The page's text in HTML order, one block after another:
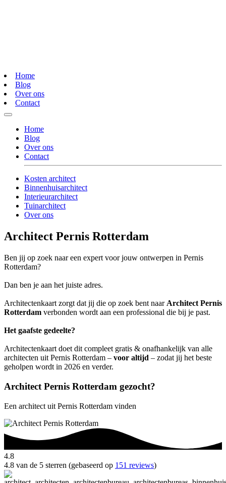
Home
Blog
Over ons
Contact
Home
Blog
Over ons
Contact
Kosten architect
Binnenhuisarchitect
Interieurarchitect
Tuinarchitect
Over ons
Architect Pernis Rotterdam
Ben jij op zoek naar een expert voor jouw ontwerpen in Pernis
Rotterdam?
Dan ben je aan het juiste adres.
Architectenkaart zorgt dat jij die op zoek bent naar Architect Pernis
Rotterdam verbonden wordt aan een professional die bij je past.
Het gaafste gedeelte?
Architectenkaart doet dit compleet gratis & onafhankelijk van alle
architecten uit Pernis Rotterdam – voor altijd – zodat jij het beste
geholpen wordt in 2026 en verder.
Architect Pernis Rotterdam gezocht?
Een architect uit Pernis Rotterdam vinden
4.8
4.8 van de 5 sterren (gebaseerd op 151 reviews)